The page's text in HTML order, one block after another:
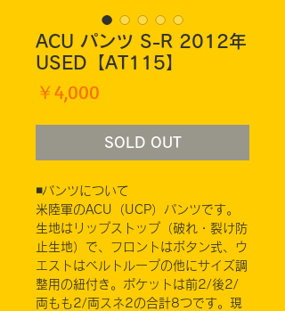
ACU パンツ S-R 2012年
USED【AT115】
￥4,000
SOLD OUT
◾️パンツについて
米陸軍のACU（UCP）パンツです。
生地はリップストップ（破れ・裂け防
止生地）で、フロントはボタン式、ウ
エストはベルトループの他にサイズ調
整用の紐付き。ポケットは前2/後2/
両もも2/両スネ2の合計8つです。現